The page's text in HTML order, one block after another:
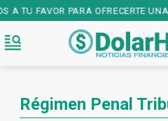
FAVOR PARA OFRECERTE UNA
Régimen Penal